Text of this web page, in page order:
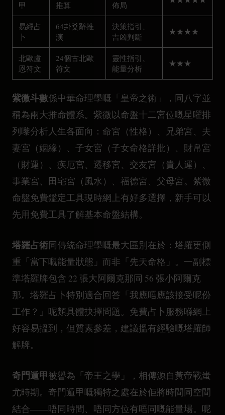
甲
推算
佈局
易經占
卜
64卦爻辭推
演
決策指引、
吉凶判斷
★★★★
北歐盧
恩符文
24個古北歐
符文
靈性指引、
能量分析
★★★
紫微斗數係中華命理學嘅「皇帝之術」，同八字並
稱為兩大推命體系。紫微以命盤十二宮位嘅星曜排
列嚟分析人生各面向：命宮（性格）、兄弟宮、夫
妻宮（姻緣）、子女宮（子女命格詳批）、財帛宮
（財運）、疾厄宮、遷移宮、交友宮（貴人運）、
事業宮、田宅宮（風水）、福德宮、父母宮。紫微
命盤免費鑑定工具現時網上有好多選擇，新手可以
先用免費工具了解基本命盤結構。
塔羅占術同傳統命理學嘅最大區別在於：塔羅更側
重「當下嘅能量狀態」而非「先天命格」。一副標
準塔羅牌包含 22 張大阿爾克那同 56 張小阿爾克
那。塔羅占卜特別適合回答「我應唔應該接受呢份
工作？」呢類具體抉擇問題。免費占卜服務喺網上
好容易搵到，但質素參差，建議搵有經驗嘅塔羅師
解牌。
奇門遁甲被譽為「帝王之學」，相傳源自黃帝戰蚩
尤時期。奇門遁甲嘅獨特之處在於佢將時間同空間
結合——唔同時間、唔同方位有唔同嘅能量場。呢